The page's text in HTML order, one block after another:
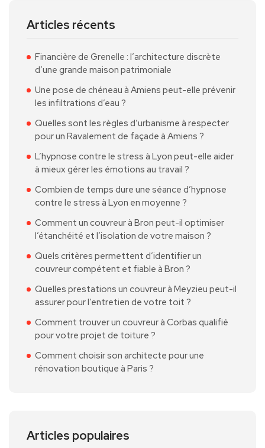
Articles récents
Financière de Grenelle : l’architecture discrète
d’une grande maison patrimoniale
Une pose de chéneau à Amiens peut-elle prévenir
les infiltrations d’eau ?
Quelles sont les règles d’urbanisme à respecter
pour un Ravalement de façade à Amiens ?
L’hypnose contre le stress à Lyon peut-elle aider
à mieux gérer les émotions au travail ?
Combien de temps dure une séance d’hypnose
contre le stress à Lyon en moyenne ?
Comment un couvreur à Bron peut-il optimiser
l’étanchéité et l’isolation de votre maison ?
Quels critères permettent d’identifier un
couvreur compétent et fiable à Bron ?
Quelles prestations un couvreur à Meyzieu peut-il
assurer pour l’entretien de votre toit ?
Comment trouver un couvreur à Corbas qualifié
pour votre projet de toiture ?
Comment choisir son architecte pour une
rénovation boutique à Paris ?
Articles populaires